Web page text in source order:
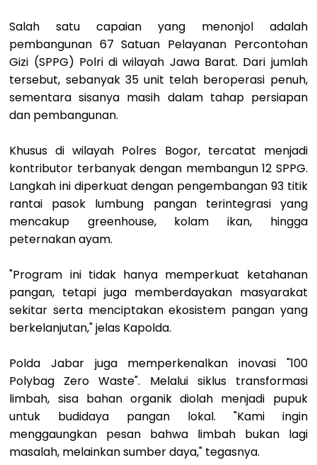
Salah satu capaian yang menonjol adalah
pembangunan 67 Satuan Pelayanan Percontohan
Gizi (SPPG) Polri di wilayah Jawa Barat. Dari jumlah
tersebut, sebanyak 35 unit telah beroperasi penuh,
sementara sisanya masih dalam tahap persiapan
dan pembangunan.
Khusus di wilayah Polres Bogor, tercatat menjadi
kontributor terbanyak dengan membangun 12 SPPG.
Langkah ini diperkuat dengan pengembangan 93 titik
rantai pasok lumbung pangan terintegrasi yang
mencakup greenhouse, kolam ikan, hingga
peternakan ayam.
"Program ini tidak hanya memperkuat ketahanan
pangan, tetapi juga memberdayakan masyarakat
sekitar serta menciptakan ekosistem pangan yang
berkelanjutan," jelas Kapolda.
Polda Jabar juga memperkenalkan inovasi "100
Polybag Zero Waste". Melalui siklus transformasi
limbah, sisa bahan organik diolah menjadi pupuk
untuk budidaya pangan lokal. "Kami ingin
menggaungkan pesan bahwa limbah bukan lagi
masalah, melainkan sumber daya," tegasnya.